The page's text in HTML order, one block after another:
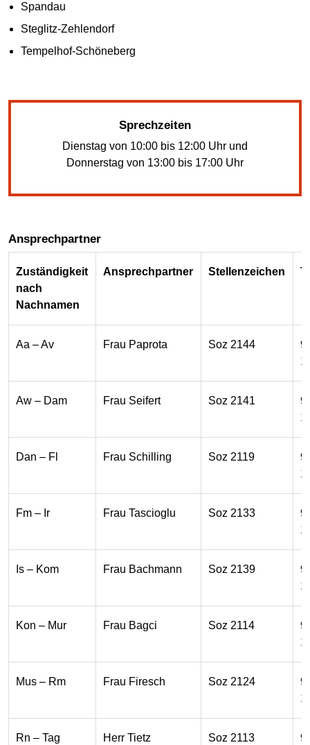
Spandau
Steglitz-Zehlendorf
Tempelhof-Schöneberg
Sprechzeiten
Dienstag von 10:00 bis 12:00 Uhr und
Donnerstag von 13:00 bis 17:00 Uhr
Ansprechpartner
Zuständigkeit
nach
Nachnamen
Ansprechpartner Stellenzeichen
Aa – Av Frau Paprota Soz 2144
Aw – Dam Frau Seifert Soz 2141
Dan – Fl Frau Schilling Soz 2119
Fm – Ir Frau Tascioglu Soz 2133
Is – Kom Frau Bachmann Soz 2139
Kon – Mur Frau Bagci Soz 2114
Mus – Rm Frau Firesch Soz 2124
Rn – Tag Herr Tietz Soz 2113